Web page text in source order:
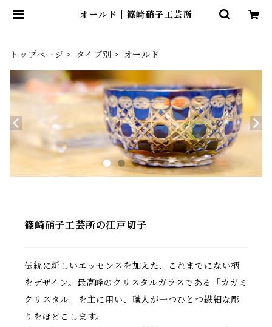
オールド | 篠崎硝子工芸所
トップページ タイプ別 オールド
篠崎硝子工芸所の江戸切子
伝統に新しいエッセンスを加えた、これまでにない柄
をデザイン。最高峰のクリスタルガラスである「カガミ
クリスタル」を主に用い、職人が一つひとつ繊細な彫
りをほどこします。